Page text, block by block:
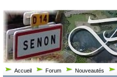
Accueil Forum Nouveautés